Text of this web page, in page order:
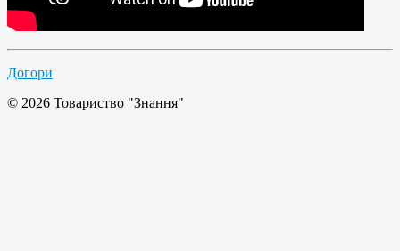
Догори
© 2026 Товариство "Знання"